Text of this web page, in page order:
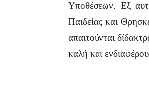
Υποθέσεων. Εξ
Παιδείας και
απαιτούνται
καλή και